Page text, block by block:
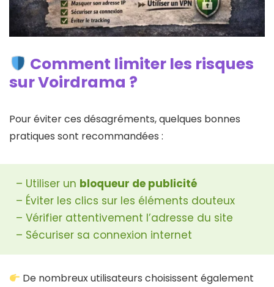
Comment limiter les risques
sur Voirdrama ?
Pour éviter ces désagréments, quelques bonnes
pratiques sont recommandées :
– Utiliser un bloqueur de publicité
– Éviter les clics sur les éléments douteux
– Vérifier attentivement l’adresse du site
– Sécuriser sa connexion internet
De nombreux utilisateurs choisissent également